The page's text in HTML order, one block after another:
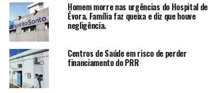
Homem morre nas urgências do Hospital de
Évora. Família faz queixa e diz que houve
negligência.
Centros de Saúde em risco de perder
financiamento do PRR